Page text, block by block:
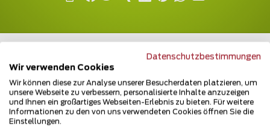
Mehrfach ausgezeichnet und immer am
Puls des Marktes
Datenschutzbestimmungen
Wir verwenden Cookies
Wir können diese zur Analyse unserer Besucherdaten platzieren, um
unsere Webseite zu verbessern, personalisierte Inhalte anzuzeigen
und Ihnen ein großartiges Webseiten-Erlebnis zu bieten. Für weitere
Informationen zu den von uns verwendeten Cookies öffnen Sie die
Einstellungen.